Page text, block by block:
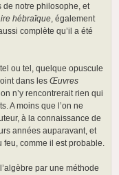
de notre philosophe, et
hébraïque, également
complète qu’il a été
ou tel, quelque opuscule
dans les Œuvres
n’y rencontrerait rien qui
A moins que l’on ne
à la connaissance de
années auparavant, et
feu, comme il est probable.
par une méthode